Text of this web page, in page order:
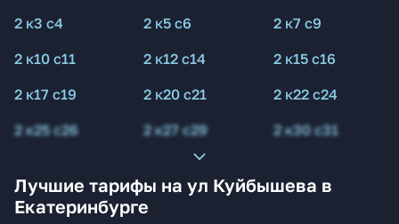
2 к3 с4
2 к5 с6
2 к7 с9
2 к10 с11
2 к12 с14
2 к15 с16
2 к17 с19
2 к20 с21
2 к22 с24
2 к25 с26
2 к27 с29 2 к30 с31
Лучшие тарифы на ул Куйбышева в
Екатеринбурге